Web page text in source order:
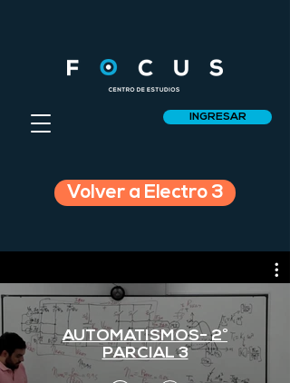
INGRESAR
Volver a Electro 3
AUTOMATISMOS- 2°
PARCIAL 3